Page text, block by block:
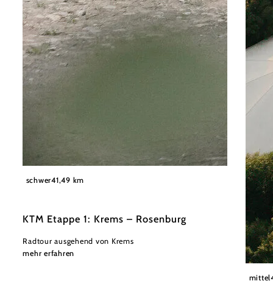
Waldviertel Tourismus, Patrick Wasshuber
schwer41,49 km
KTM Etappe 1: Krems – Rosenburg
Radtour ausgehend von Krems
mehr erfahren
mittel